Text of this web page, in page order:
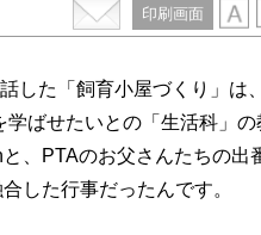
印刷画面
した「飼育小屋づくり」は
学ばせたいとの「生活科」
、PTAのお父さんたちの出
した行事だったんです。